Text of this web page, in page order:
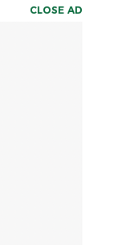
CLOSE AD